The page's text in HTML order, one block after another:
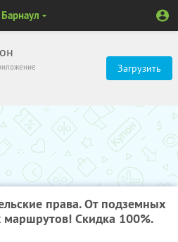
Загрузить
Барнаул
права. От подземных
маршрутов! Скидка 100%.